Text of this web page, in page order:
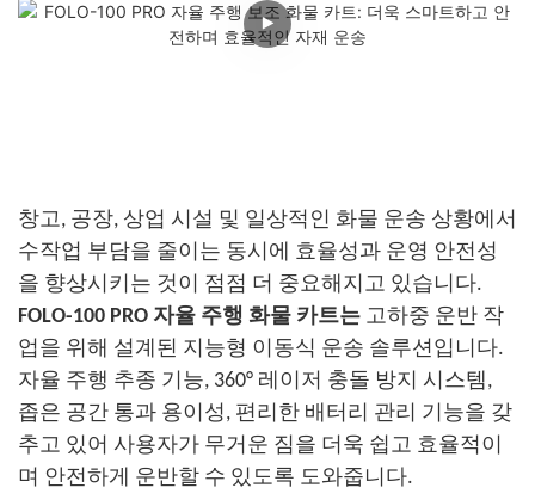
창고, 공장, 상업 시설 및 일상적인 화물 운송 상황에서
수작업 부담을 줄이는 동시에 효율성과 운영 안전성
을 향상시키는 것이 점점 더 중요해지고 있습니다.
FOLO-100 PRO 자율 주행 화물 카트는 고하중 운반 작
업을 위해 설계된 지능형 이동식 운송 솔루션입니다.
자율 주행 추종 기능, 360° 레이저 충돌 방지 시스템,
좁은 공간 통과 용이성, 편리한 배터리 관리 기능을 갖
추고 있어 사용자가 무거운 짐을 더욱 쉽고 효율적이
며 안전하게 운반할 수 있도록 도와줍니다.